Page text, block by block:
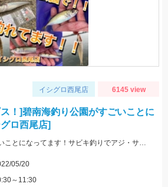
イシグロ西尾店 6145 view
！]碧南海釣り公園がすごいことに
ロ西尾店]
今！碧南海釣り公園がすごいことになってます！サビキ釣りでアジ・サバ・イワシ！ちょい投げでは20ｃｍ越えのシロギス・ハゼ・ゼンメが爆釣中！！
05/20
～11:30